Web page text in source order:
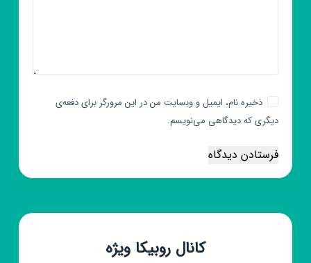
ذخیره نام، ایمیل و وبسایت من در این مرورگر برای دفعه‌ی
دیگری که دیدگاهی می‌نویسم.
فرستادن دیدگاه
کانال روبیکا ویژه